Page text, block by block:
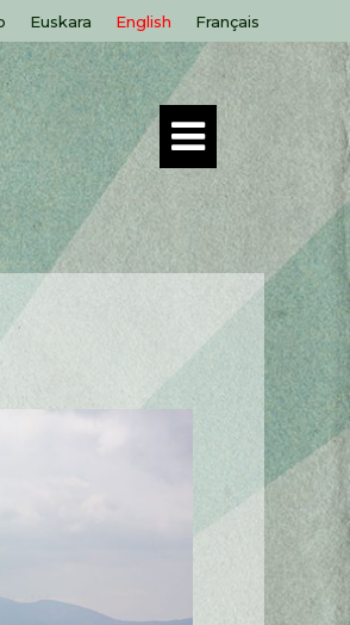
Euskara English Français